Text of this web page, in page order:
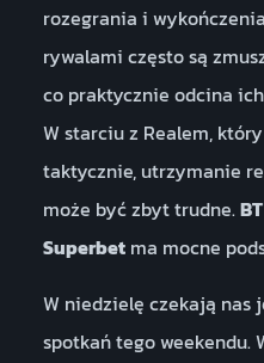
rozegrania i
rywalami często są
co praktycznie odcina
W starciu z Realem,
taktycznie, utrzymanie
może być zbyt trudne.
Superbetma mocne
W niedzielę czekają nas
spotkań tego weekendu.